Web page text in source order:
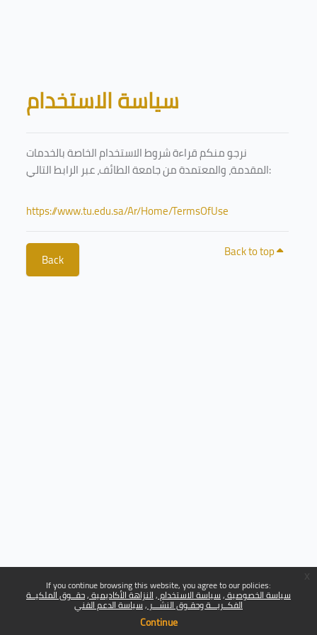
If you continue browsing this website, you agree to our policies:
سياسة الخصوصية سياسة الاستخدام النزاهة الأكاديمية حقــوق الملكيــة
الفكــريـــة وحقـوق النشـــر سياسة الدعم الفني
Continue
Blocks
سياسة الاستخدام
نرجو منكم قراءة شروط الاستخدام الخاصة بالخدمات
المقدمة، والمعتمدة من جامعة الطائف، عبر الرابط التالي:
https://www.tu.edu.sa/Ar/Home/TermsOfUse
Back Back to top